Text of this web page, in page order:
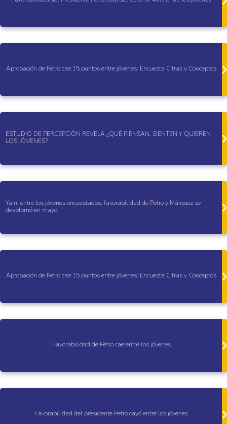
Aprobación de Petro cae 15 puntos entre jóvenes: Encuesta Cifras y Conceptos
ESTUDIO DE PERCEPCIÓN REVELA ¿QUÉ PIENSAN, SIENTEN Y QUIEREN
LOS JÓVENES?
Ya ni entre los jóvenes encuestados: favorabilidad de Petro y Márquez se
desplomó en mayo
Aprobación de Petro cae 15 puntos entre jóvenes: Encuesta Cifras y Conceptos
Favorabilidad de Petro cae entre los jóvenes
Favorabilidad del presidente Petro cayó entre los jóvenes